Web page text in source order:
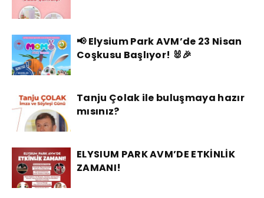
📢 Elysium Park AVM’de 23 Nisan
Coşkusu Başlıyor! 🐰🎉
Tanju Çolak ile buluşmaya hazır
mısınız?
ELYSIUM PARK AVM’DE ETKİNLİK
ZAMANI!